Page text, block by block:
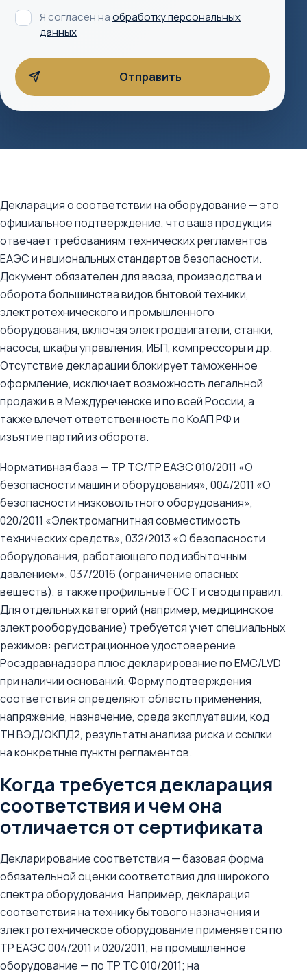
Я согласен наобработку персональных
данных
Декларация о соответствии на оборудование — это
официальное подтверждение, что ваша продукция
отвечает требованиям технических регламентов
ЕАЭС и национальных стандартов безопасности.
Документ обязателен для ввоза, производства и
оборота большинства видов бытовой техники,
электротехнического и промышленного
оборудования, включая электродвигатели, станки,
насосы, шкафы управления, ИБП, компрессоры и др.
Отсутствие декларации блокирует таможенное
оформление, исключает возможность легальной
продажи в в Междуреченске и по всей России, а
также влечет ответственность по КоАП РФ и
изъятие партий из оборота.
Нормативная база — ТР ТС/ТР ЕАЭС 010/2011 «О
безопасности машин и оборудования», 004/2011 «О
безопасности низковольтного оборудования»,
020/2011 «Электромагнитная совместимость
технических средств», 032/2013 «О безопасности
оборудования, работающего под избыточным
давлением», 037/2016 (ограничение опасных
веществ), а также профильные ГОСТ и своды правил.
Для отдельных категорий (например, медицинское
электрооборудование) требуется учет специальных
режимов: регистрационное удостоверение
Росздравнадзора плюс декларирование по EMC/LVD
при наличии оснований. Форму подтверждения
соответствия определяют область применения,
напряжение, назначение, среда эксплуатации, код
ТН ВЭД/ОКПД2, результаты анализа риска и ссылки
на конкретные пункты регламентов.
Когда требуется декларация
соответствия и чем она
отличается от сертификата
Декларирование соответствия — базовая форма
обязательной оценки соответствия для широкого
спектра оборудования. Например, декларация
соответствия на технику бытового назначения и
электротехническое оборудование применяется по
ТР ЕАЭС 004/2011 и 020/2011; на промышленное
оборудование — по ТР ТС 010/2011; на